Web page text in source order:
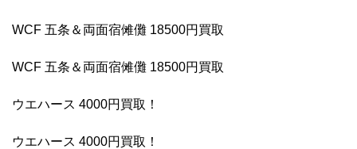
WCF 五条＆両面宿傩儺 18500円買取
WCF 五条＆両面宿傩儺 18500円買取
ウエハース 4000円買取！
ウエハース 4000円買取！